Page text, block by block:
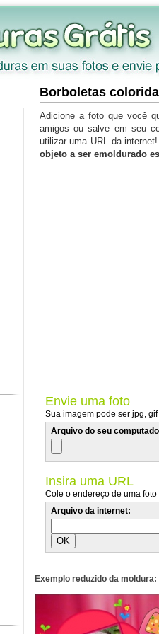
Borboletas
Adicione a foto que você
amigos ou salve em seu
utilizar uma URL da internet!
objeto a ser emoldurado
Envie uma foto
Sua imagem pode ser jpg,
Arquivo do seu
Insira uma URL
Cole o endereço de uma
Arquivo da internet:
Exemplo reduzido da moldura: